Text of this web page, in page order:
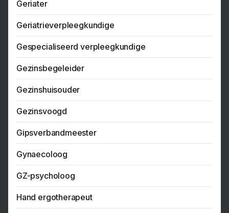
Geriater
Geriatrieverpleegkundige
Gespecialiseerd verpleegkundige
Gezinsbegeleider
Gezinshuisouder
Gezinsvoogd
Gipsverbandmeester
Gynaecoloog
GZ-psycholoog
Hand ergotherapeut